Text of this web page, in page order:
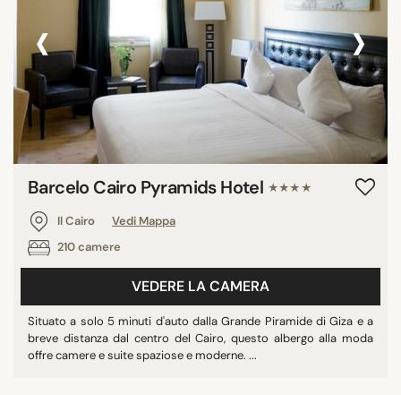
‹ ›
Barcelo Cairo Pyramids Hotel ★★★★
Il Cairo
Vedi Mappa
210 camere
VEDERE LA CAMERA
Situato a solo 5 minuti d'auto dalla Grande Piramide di Giza e a
breve distanza dal centro del Cairo, questo albergo alla moda
offre camere e suite spaziose e moderne. ...